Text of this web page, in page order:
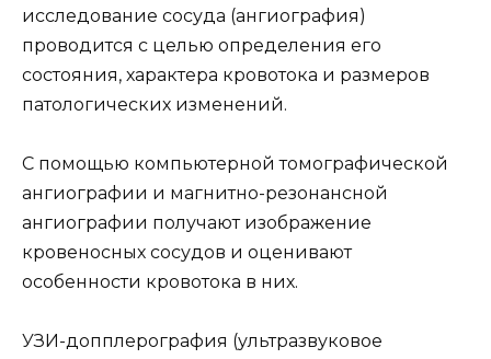
исследование сосуда (ангиография)
проводится с целью определения его
состояния, характера кровотока и размеров
патологических изменений.
С помощью компьютерной томографической
ангиографии и магнитно-резонансной
ангиографии получают изображение
кровеносных сосудов и оценивают
особенности кровотока в них.
УЗИ-допплерография (ультразвуковое